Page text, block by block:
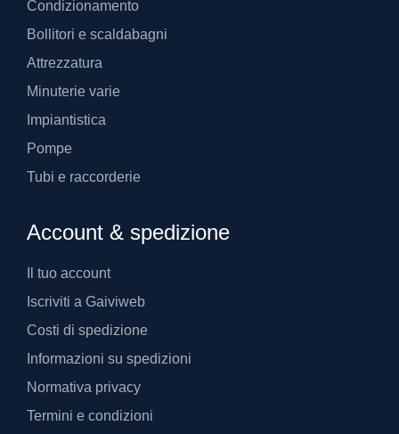
Condizionamento
Bollitori e scaldabagni
Attrezzatura
Minuterie varie
Impiantistica
Pompe
Tubi e raccorderie
Account & spedizione
Il tuo account
Iscriviti a Gaiviweb
Costi di spedizione
Informazioni su spedizioni
Normativa privacy
Termini e condizioni